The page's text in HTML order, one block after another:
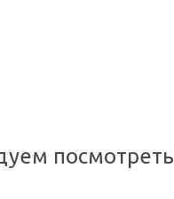
посмотреть